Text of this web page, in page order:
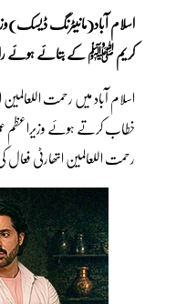
اسلام آباد(مانیٹرنگ
کریم ﷺ کے بتائے ہوئے
اسلام آباد میں رحمت
رحمت اللعالمین اتھارٹی